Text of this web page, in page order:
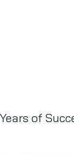
of